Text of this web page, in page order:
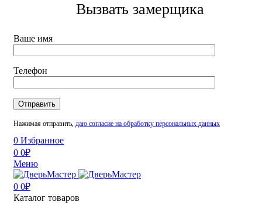
Вызвать замерщика
Ваше имя
Телефон
Нажимая отправить, даю согласие на обработку персональных данных
0 Избранное
0 0₽
Меню
0 0₽
Каталог товаров